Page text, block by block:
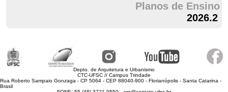
Planos de Ensino
2026.2
Depto. de Arquitetura e Urbanismo
CTC-UFSC // Campus Trindade
Rua Roberto Sampaio Gonzaga - CP 5064 - CEP 88040-900 - Florianópolis - Santa Catarina -
Brasil